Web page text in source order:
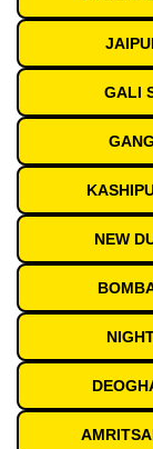
GALI
NEW